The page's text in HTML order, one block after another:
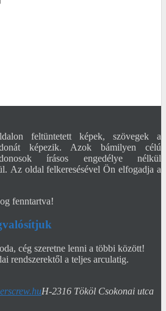
feltüntetett képek, szövegek a
képezik. Azok bámilyen célú
írásos engedélye nélkül
Az oldal felkeresésével Ön elfogadja a
fenntartva!
cég szeretne lenni a többi között!
rendszerektől a teljes arculatig.
H-2316 Tököl Csokonai utca